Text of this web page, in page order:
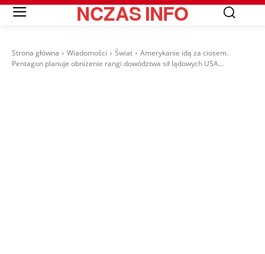
NCZASINFO
Strona główna Wiadomości Świat
Amerykanie idą za ciosem.
Pentagon planuje obniżenie rangi dowództwa sił lądowych USA...